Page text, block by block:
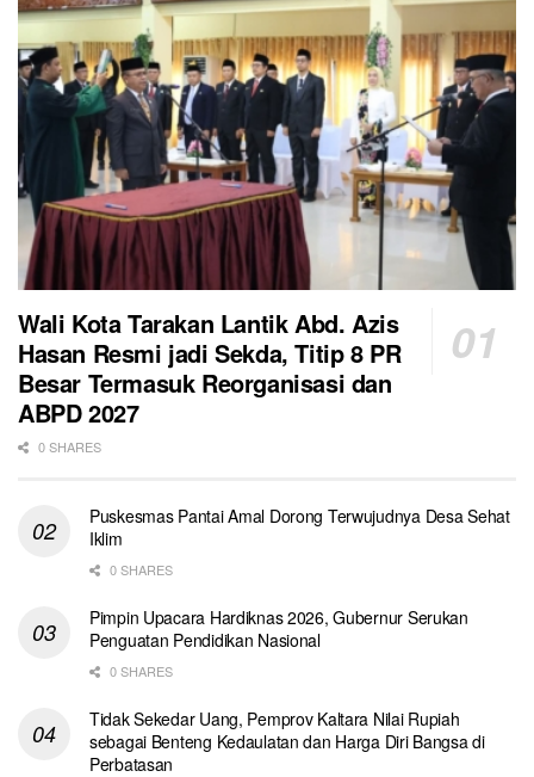
Wali Kota Tarakan Lantik Abd. Azis
Hasan Resmi jadi Sekda, Titip 8 PR
Besar Termasuk Reorganisasi dan
ABPD 2027
0 SHARES
Puskesmas Pantai Amal Dorong Terwujudnya Desa Sehat
Iklim
0 SHARES
Pimpin Upacara Hardiknas 2026, Gubernur Serukan
Penguatan Pendidikan Nasional
0 SHARES
Tidak Sekedar Uang, Pemprov Kaltara Nilai Rupiah
sebagai Benteng Kedaulatan dan Harga Diri Bangsa di
Perbatasan